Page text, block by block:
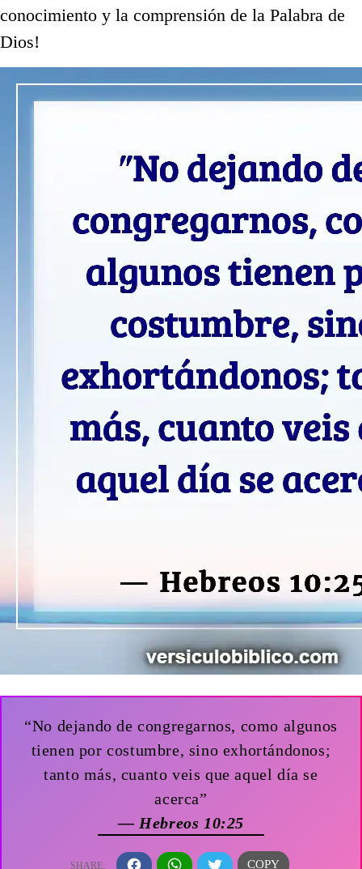
conocimiento y la comprensión de la Palabra de
Dios!
“No dejando de congregarnos, como algunos
tienen por costumbre, sino exhortándonos;
tanto más, cuanto veis que aquel día se
acerca”
— Hebreos 10:25